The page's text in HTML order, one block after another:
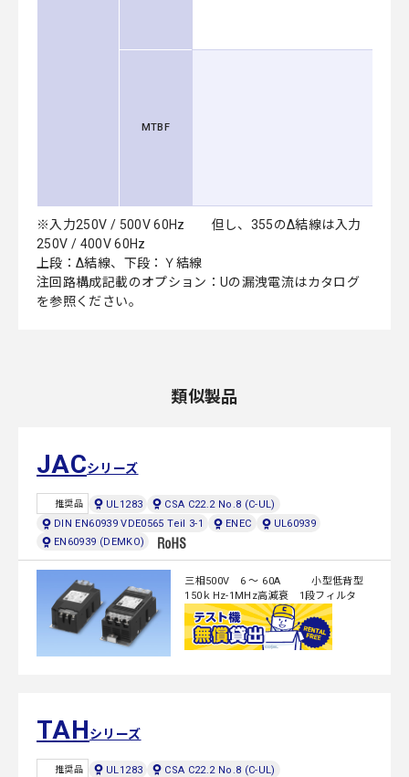
MTBF
※入力250V / 500V 60Hz 但し、355のΔ結線は入力
250V / 400V 60Hz
上段：Δ結線、下段：Ｙ結線
注回路構成記載のオプション：Uの漏洩電流はカタログ
を参照ください。
類似製品
JACシリーズ
推奨品 UL1283
CSA C22.2 No.8 (C-UL)
DIN EN60939 VDE0565 Teil 3-1
ENEC
UL60939
EN60939 (DEMKO)
三相500V 6 ～ 60A 小型低背型
150ｋHz-1MHz高減衰 1段フィルタ
TAHシリーズ
推奨品 UL1283
CSA C22.2 No.8 (C-UL)